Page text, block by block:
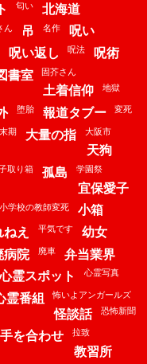
匂い 北海道
ん 吊 名作 呪い
呪い返し 呪法 呪術
書室 固芥さん
土着信仰 地獄
堕胎 報道タブー 変死
期 大量の指 大阪市
天狗
取り箱 孤島 学園祭
宜保愛子
小学校の教師変死 小箱
ねえ 平気です 幼女
病院 廃車 弁当業界
心霊スポット 心霊写真
霊番組 怖いよアンガールズ
怪談話 恐怖新聞
手を合わせ 拉致
教習所